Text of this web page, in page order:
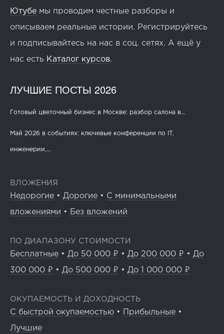
Ютубе мы проводим честные разборы и
описываем реальные истории. Регистрируйтесь
и подписывайтесь на нас в соц. сетях. А ещё у
нас есть Каталог курсов.
ЛУЧШИЕ ПОСТЫ 2026
Готовый цветочный бизнес в Москве: разбор салона в...
Май 2026 в событиях: ключевые конференции по IT,
инженерии,...
ВЛОЖЕНИЯ
Недорогие • Дорогие • С минимальными
вложениями • Без вложений
ПО ДИАПАЗОНУ СТОИМОСТИ
Бесплатные • До 50 000 ₽ • До 200 000 ₽ • До
300 000 ₽ • До 500 000 ₽ • До 1 000 000 ₽
ОКУПАЕМОСТЬ И ДОХОДНОСТЬ
С быстрой окупаемостью • Прибыльные •
Лучшие